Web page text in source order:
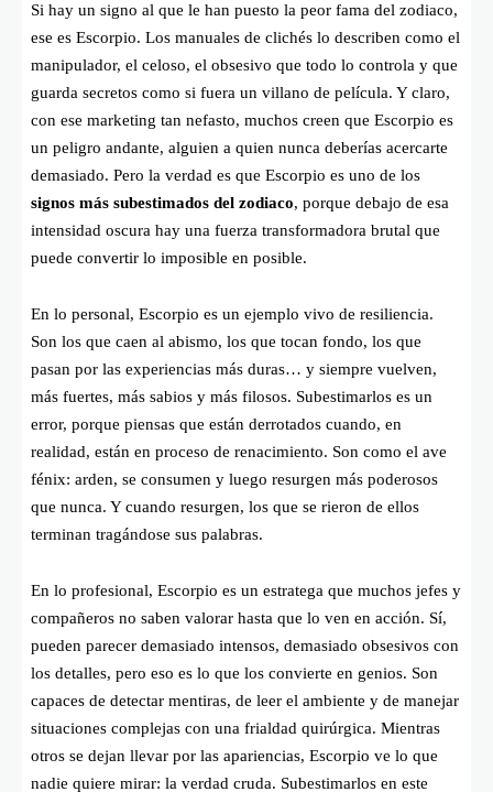
Si hay un signo al que le han puesto la peor fama del zodiaco,
ese es Escorpio. Los manuales de clichés lo describen como el
manipulador, el celoso, el obsesivo que todo lo controla y que
guarda secretos como si fuera un villano de película. Y claro,
con ese marketing tan nefasto, muchos creen que Escorpio es
un peligro andante, alguien a quien nunca deberías acercarte
demasiado. Pero la verdad es que Escorpio es uno de los
signos más subestimados del zodiaco, porque debajo de esa
intensidad oscura hay una fuerza transformadora brutal que
puede convertir lo imposible en posible.
En lo personal, Escorpio es un ejemplo vivo de resiliencia.
Son los que caen al abismo, los que tocan fondo, los que
pasan por las experiencias más duras… y siempre vuelven,
más fuertes, más sabios y más filosos. Subestimarlos es un
error, porque piensas que están derrotados cuando, en
realidad, están en proceso de renacimiento. Son como el ave
fénix: arden, se consumen y luego resurgen más poderosos
que nunca. Y cuando resurgen, los que se rieron de ellos
terminan tragándose sus palabras.
En lo profesional, Escorpio es un estratega que muchos jefes y
compañeros no saben valorar hasta que lo ven en acción. Sí,
pueden parecer demasiado intensos, demasiado obsesivos con
los detalles, pero eso es lo que los convierte en genios. Son
capaces de detectar mentiras, de leer el ambiente y de manejar
situaciones complejas con una frialdad quirúrgica. Mientras
otros se dejan llevar por las apariencias, Escorpio ve lo que
nadie quiere mirar: la verdad cruda. Subestimarlos en este